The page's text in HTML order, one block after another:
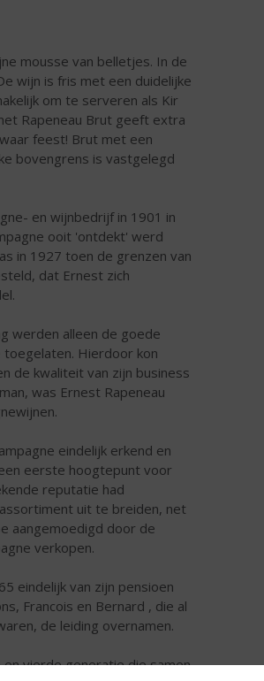
mousse van belletjes. In de
wijn is fris met een duidelijke
om te serveren als Kir
Rapeneau Brut geeft extra
feest! Brut met een
bovengrens is vastgelegd
en wijnbedrijf in 1901 in
ooit 'ontdekt' werd
in 1927 toen de grenzen van
dat Ernest zich
werden alleen de goede
Hierdoor kon
de kwaliteit van zijn business
was Ernest Rapeneau
eindelijk erkend en
eerste hoogtepunt voor
reputatie had
uit te breiden, net
aangemoedigd door de
verkopen.
eindelijk van zijn pensioen
Francois en Bernard , die al
de leiding overnamen.
vierde generatie die samen